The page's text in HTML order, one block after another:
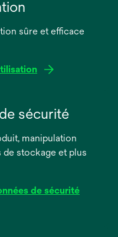
sûre et efficace
sécurité
manipulation
stockage et plus
de sécurité